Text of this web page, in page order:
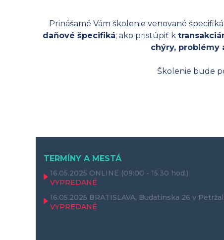
Prinášamé Vám školenie venované
daňové špecifiká; ako pristúpiť k
chýry, problémy
Školenie bude
TERMÍNY A MESTÁ
16.05.2025 ONLINE (09:00 - 15:30 hod.)
VYPREDANÉ
16.05.2025 BRATISLAVA, Budatínska 26 v
VYPREDANÉ